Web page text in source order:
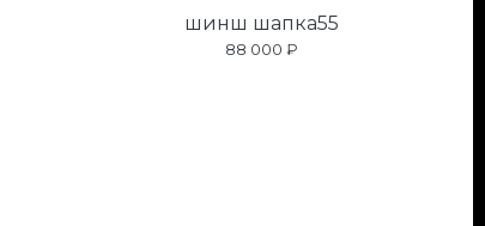
шинш шапка55
88 000 ₽